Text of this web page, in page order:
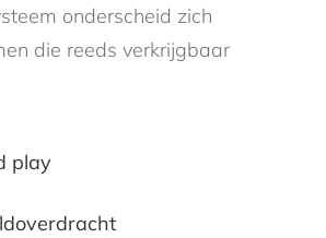
onderscheid zich
die reeds verkrijgbaar
play